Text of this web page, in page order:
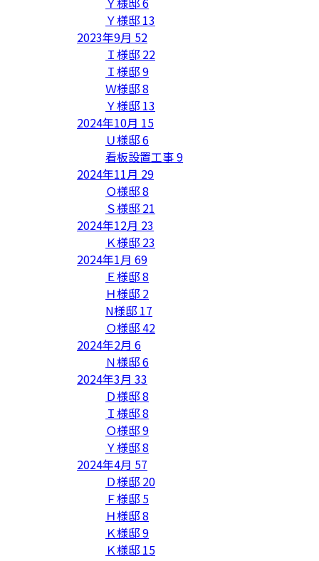
Ｙ様邸 13
2023年9月 52
Ｉ様邸 22
Ｉ様邸9
Ｗ様邸8
Ｙ様邸 13
2024年10月 15
Ｕ様邸6
看板設置工事9
2024年11月 29
Ｏ様邸8
Ｓ様邸 21
2024年12月 23
Ｋ様邸 23
2024年1月 69
Ｅ様邸8
Ｈ様邸 2
N様邸 17
Ｏ様邸42
2024年2月 6
Ｎ様邸6
2024年3月 33
Ｄ様邸8
Ｉ様邸8
Ｏ様邸9
Ｙ様邸8
2024年4月 57
Ｄ様邸 20
Ｆ様邸 5
Ｈ様邸8
Ｋ様邸9
Ｋ様邸 15